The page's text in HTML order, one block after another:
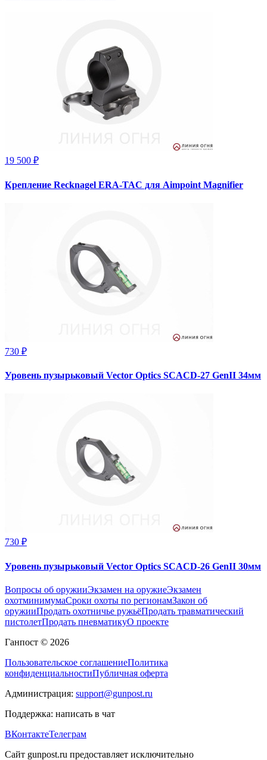
19 500 ₽
Крепление Recknagel ERA-TAC для Aimpoint Magnifier
730 ₽
Уровень пузырьковый Vector Optics SCACD-27 GenII 34мм
730 ₽
Уровень пузырьковый Vector Optics SCACD-26 GenII 30мм
Вопросы об оружииЭкзамен на оружиеЭкзамен
охотминимумаСроки охоты по регионамЗакон об
оружииПродать охотничье ружьёПродать травматический
пистолетПродать пневматикуО проекте
Ганпост © 2026
Пользовательское соглашениеПолитика
конфиденциальностиПубличная оферта
Администрация: support@gunpost.ru
Поддержка: написать в чат
ВКонтактеТелеграм
Сайт gunpost.ru предоставляет исключительно